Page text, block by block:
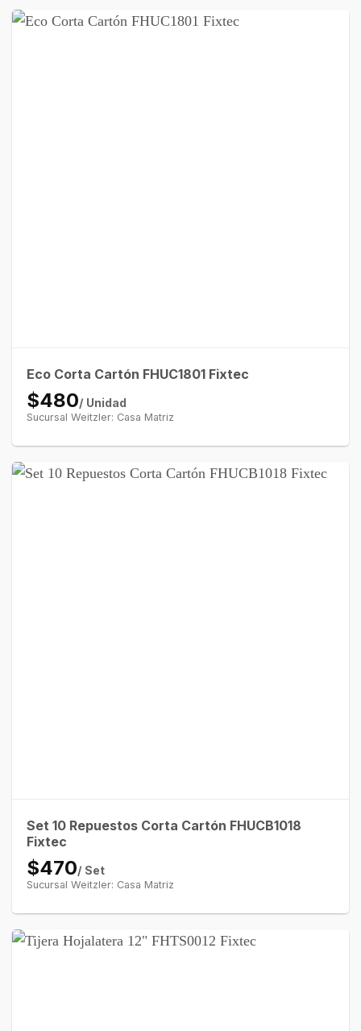
Eco Corta Cartón FHUC1801 Fixtec
$480/ Unidad
Sucursal Weitzler: Casa Matriz
Set 10 Repuestos Corta Cartón FHUCB1018
Fixtec
$470/ Set
Sucursal Weitzler: Casa Matriz